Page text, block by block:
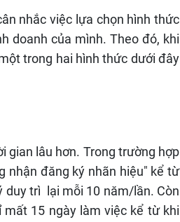
nhắc việc lựa chọn hình thức
doanh của mình. Theo đó, khi
trong hai hình thức dưới đây
gian lâu hơn. Trong trường hợp
nhận đăng ký nhãn hiệu" kể từ
duy trì lại mỗi 10 năm/lần. Còn
15 ngày làm việc kể từ khi